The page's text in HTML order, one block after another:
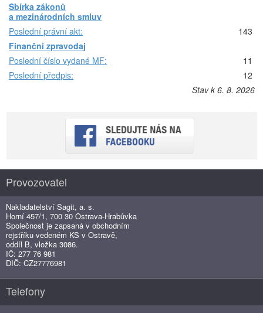
Sbírka zákonů
a mezinárodních smluv
Poslední právní akt:
143
Finanční zpravodaj
Poslední číslo vydané MF:
11
Poslední předpis:
12
Stav k 6. 8. 2026
Provozovatel
Nakladatelství Sagit, a. s.
Horní 457/1, 700 30 Ostrava-Hrabůvka
Společnost je zapsaná v obchodním
rejstříku vedeném KS v Ostravě,
oddíl B, vložka 3086.
IČ: 277 76 981
DIČ: CZ27776981
Telefony